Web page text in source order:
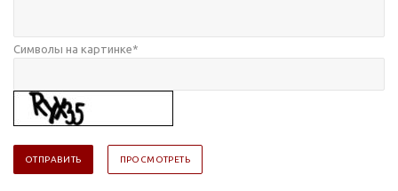
Символы на картинке*